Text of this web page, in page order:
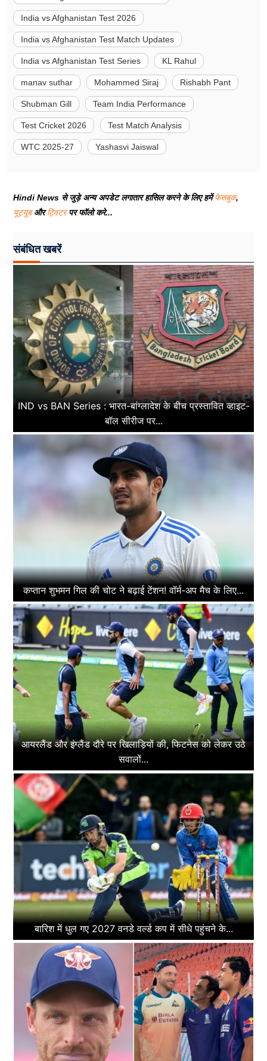
India vs Afghanistan Test 2026
India vs Afghanistan Test Match Updates
India vs Afghanistan Test Series KL Rahul
manav suthar Mohammed Siraj Rishabh Pant
Shubman Gill Team India Performance
Test Cricket 2026 Test Match Analysis
WTC 2025-27 Yashasvi Jaiswal
Hindi News से जुड़े अन्य अपडेट लगातार हासिल करने के लिए हमेंफेसबुक,
यूट्यूबऔरट्विटरपर फॉलो करे...
संबंधित खबरें
IND vs BAN Series : भारत-बांग्लादेश के बीच प्रस्तावित व्हाइट-
बॉल सीरीज पर...
कप्तान शुभमन गिल की चोट ने बढ़ाई टेंशन! वॉर्म-अप मैच के लिए...
आयरलैंड और इंग्लैंड दौरे पर खिलाड़ियों की, फिटनेस को लेकर उठे
सवालों...
बारिश में धुल गए 2027 वनडे वर्ल्ड कप में सीधे पहुंचने के...